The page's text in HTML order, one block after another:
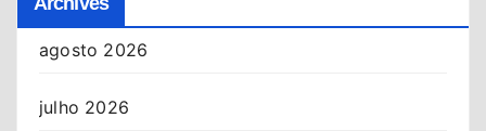
agosto 2026
julho 2026